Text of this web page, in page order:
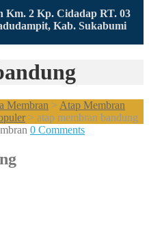
Km. 2 Kp. Cidadap RT. 03
Kab. Sukabumi
Membran > Atap Membran
> atap membran bandung
0 Comments